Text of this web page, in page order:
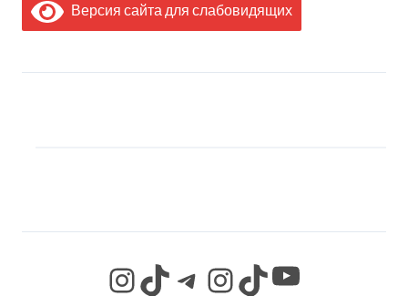
Версия сайта для слабовидящих
InstagramTikTok Telegram InstagramTikTok YouTube